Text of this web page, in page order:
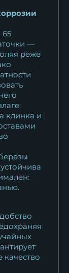
65
—
реже
клинка и
качество